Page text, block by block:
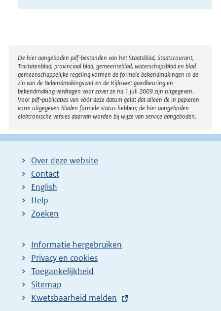
Disclaimer
De hier aangeboden pdf-bestanden van het Staatsblad, Staatscourant,
Tractatenblad, provinciaal blad, gemeenteblad, waterschapsblad en blad
gemeenschappelijke regeling vormen de formele bekendmakingen in de
zin van de Bekendmakingswet en de Rijkswet goedkeuring en
bekendmaking verdragen voor zover ze na 1 juli 2009 zijn uitgegeven.
Voor pdf-publicaties van vóór deze datum geldt dat alleen de in papieren
vorm uitgegeven bladen formele status hebben; de hier aangeboden
elektronische versies daarvan worden bij wijze van service aangeboden.
Over deze website
Contact
English
Help
Zoeken
Informatie hergebruiken
Privacy en cookies
Toegankelijkheid
Sitemap
E
Kwetsbaarheid melden